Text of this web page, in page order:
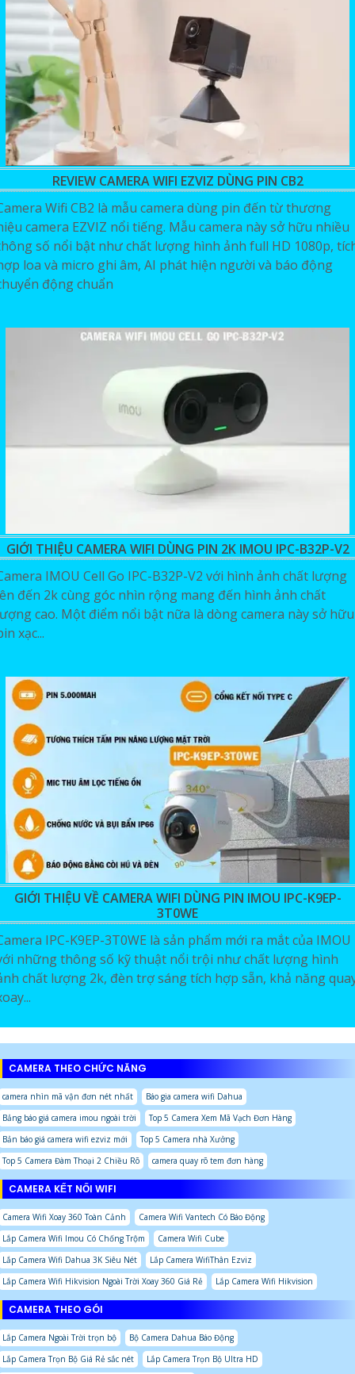
REVIEW CAMERA WIFI EZVIZ DÙNG PIN CB2
Wifi CB2 là mẫu camera dùng pin đến từ thương
camera EZVIZ nổi tiếng. Mẫu camera này sở hữu nhiều
số nổi bật như chất lượng hình ảnh full HD 1080p,
loa và micro ghi âm, AI phát hiện người và báo động
động chuẩn
GIỚI THIỆU CAMERA WIFI DÙNG PIN 2K IMOU IPC-B32P-V2
IMOU Cell Go IPC-B32P-V2 với hình ảnh chất lượng
đến 2k cùng góc nhìn rộng mang đến hình ảnh chất
cao. Một điểm nổi bật nữa là dòng camera này sở hữu
xạc...
GIỚI THIỆU VỀ CAMERA WIFI DÙNG PIN IMOU IPC-K9EP-
3T0WE
IPC-K9EP-3T0WE là sản phẩm mới ra mắt của IMOU
những thông số kỹ thuật nổi trội như chất lượng hình
chất lượng 2k, đèn trợ sáng tích hợp sẵn, khả năng
CAMERA THEO CHỨC NĂNG
camera nhìn mã vận đơn nét nhất
Báo gia camera wifi Dahua
Bảng báo giá camera imou ngoài trời
Top 5 Camera Xem Mã Vạch Đơn Hàng
Bản báo giá camera wifi ezviz mới
Top 5 Camera nhà Xưởng
Top 5 Camera Đàm Thoại 2 Chiều Rõ
camera quay rõ tem đơn hàng
CAMERA KẾT NỐI WIFI
Camera Wifi Xoay 360 Toàn Cảnh
Camera Wifi Vantech Có Báo Động
Lắp Camera Wifi Imou Có Chống Trộm
Camera Wifi Cube
Lắp Camera Wifi Dahua 3K Siêu Nét
Lắp Camera WifiThân Ezviz
Lắp Camera Wifi Hikvision Ngoài Trời Xoay 360 Giá Rẻ
Lắp Camera Wifi Hikvision
CAMERA THEO GÓI
Lắp Camera Ngoài Trời trọn bộ
Bộ Camera Dahua Báo Động
Lắp Camera Trọn Bộ Giá Rẻ sắc nét
Lắp Camera Trọn Bộ Ultra HD